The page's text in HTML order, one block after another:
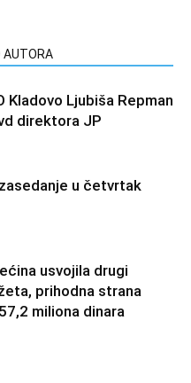
AUTORA
Kladovo Ljubiša Repman
direktora JP
u četvrtak
usvojila drugi
prihodna strana
miliona dinara